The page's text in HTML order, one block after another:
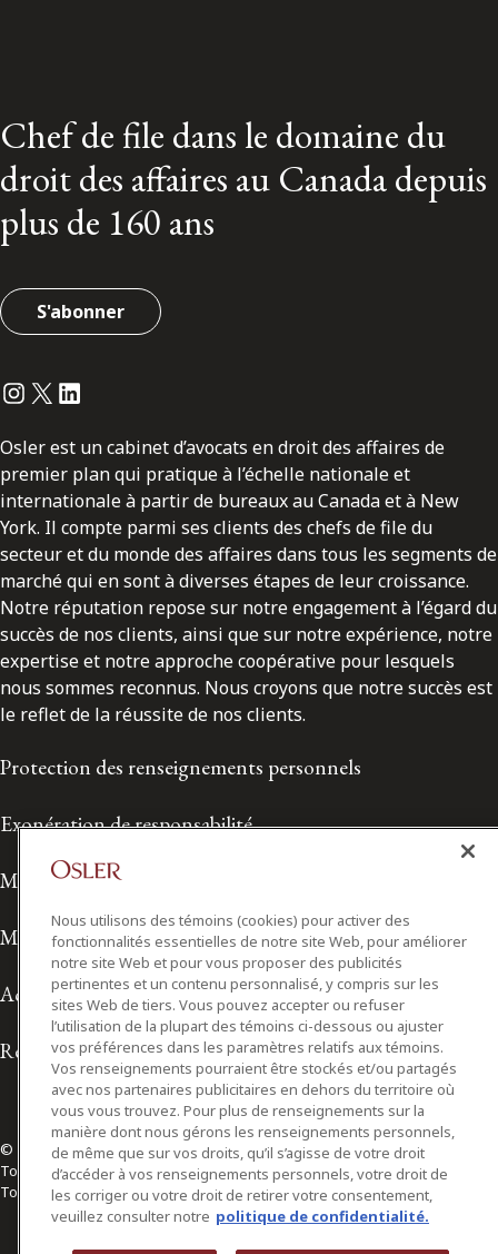
Chef de file dans le domaine du
droit des affaires au Canada depuis
plus de 160 ans
S'abonner
Instagram
Twitter
LinkedIn
Osler est un cabinet d’avocats en droit des affaires de
premier plan qui pratique à l’échelle nationale et
internationale à partir de bureaux au Canada et à New
York. Il compte parmi ses clients des chefs de file du
secteur et du monde des affaires dans tous les segments de
marché qui en sont à diverses étapes de leur croissance.
Notre réputation repose sur notre engagement à l’égard du
succès de nos clients, ainsi que sur notre expérience, notre
expertise et notre approche coopérative pour lesquels
nous sommes reconnus. Nous croyons que notre succès est
le reflet de la réussite de nos clients.
Protection des renseignements personnels
Exonération de responsabilité
Modalités de prestation de services
Modalités d'utilisation
Accessibilité
Relations avec les médias
© 2026 Osler, Hoskin & Harcourt S.E.N.C.R.L./s.r.l.
Tous droits réservés
Toronto | Montréal | Calgary | Vancouver | Ottawa | New York
Nous utilisons des témoins (cookies) pour activer des
fonctionnalités essentielles de notre site Web, pour améliorer
notre site Web et pour vous proposer des publicités
pertinentes et un contenu personnalisé, y compris sur les
sites Web de tiers. Vous pouvez accepter ou refuser
l’utilisation de la plupart des témoins ci-dessous ou ajuster
vos préférences dans les paramètres relatifs aux témoins.
Vos renseignements pourraient être stockés et/ou partagés
avec nos partenaires publicitaires en dehors du territoire où
vous vous trouvez. Pour plus de renseignements sur la
manière dont nous gérons les renseignements personnels,
de même que sur vos droits, qu’il s’agisse de votre droit
d’accéder à vos renseignements personnels, votre droit de
les corriger ou votre droit de retirer votre consentement,
veuillez consulter notre politique de confidentialité.